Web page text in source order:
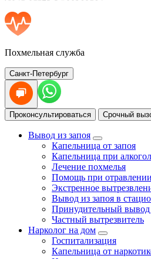
Похмельная служба
Санкт-Петербург
Проконсультироваться Срочный
Вывод из запоя
Капельница от запоя
Капельница при
Лечение похмелья
Помощь при
Экстренное
Вывод из запоя в
Принудительный вывод
Частный вытрезвитель
Нарколог на дом
Госпитализация
Капельница от